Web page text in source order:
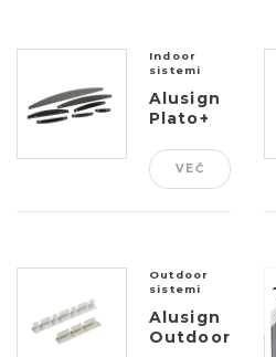
Indoor
sistemi
Alusign
Plato+
zaključek
VEČ
Outdoor
sistemi
Alusign
Outdoor